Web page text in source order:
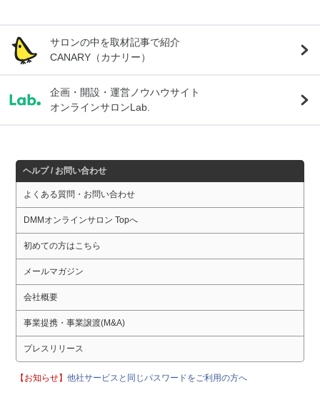
サロンの中を取材記事で紹介
CANARY（カナリー）
企画・開設・運営ノウハウサイト
オンラインサロンLab.
ヘルプ / お問い合わせ
よくある質問・お問い合わせ
DMMオンラインサロン Topへ
初めての方はこちら
メールマガジン
会社概要
事業提携・事業譲渡(M&A)
プレスリリース
【お知らせ】他社サービスと同じパスワードをご利用の方へ